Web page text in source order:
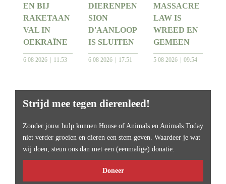
EN BIJ
RAKETAAN
VAL IN
OEKRAÏNE
6 08 2026 11:53
DIERENPEN
SION
D'AANLOOP
IS SLUITEN
6 08 2026 17:51
MASSACRE
LAW IS
WREED EN
GEMEEN
5 08 2026 09:54
Strijd mee tegen dierenleed!
Zonder jouw hulp kunnen House of Animals en Animals Today
niet verder groeien en dieren een stem geven. Waardeer je wat
wij doen, steun ons dan met een (eenmalige) donatie.
Doneer